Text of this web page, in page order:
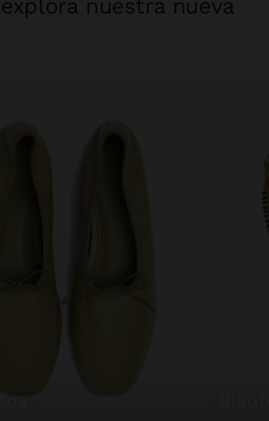
nuestra nueva